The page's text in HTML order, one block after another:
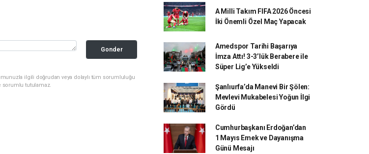
Gonder
ilgili doğrudan veya dolaylı tüm sorumluluğu
sorumlu tutulamaz.
A Milli Takım FIFA 2026 Öncesi
İki Önemli Özel Maç Yapacak
Amedspor Tarihi Başarıya
İmza Attı! 3-3’lük Berabere ile
Süper Lig’e Yükseldi
Şanlıurfa’da Manevi Bir Şölen:
Mevlevi Mukabelesi Yoğun İlgi
Gördü
Cumhurbaşkanı Erdoğan’dan
1 Mayıs Emek ve Dayanışma
Günü Mesajı